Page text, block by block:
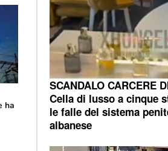
ha
SCANDALO CARCERE
Cella di lusso a cinque
le falle del sistema
albanese